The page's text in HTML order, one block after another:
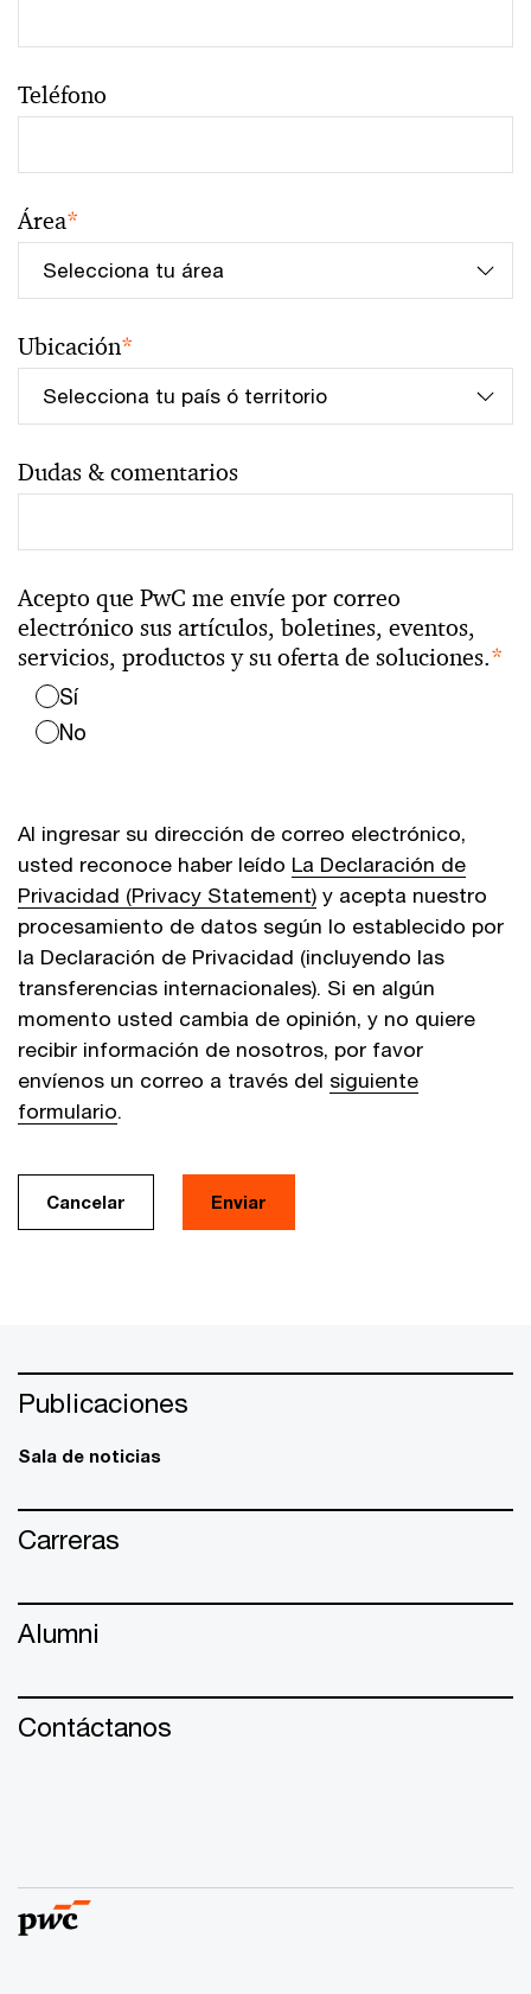
Teléfono
Área*
Ubicación*
Dudas & comentarios
Acepto que PwC me envíe por correo
electrónico sus artículos, boletines, eventos,
servicios, productos y su oferta de soluciones.*
Sí
No
Al ingresar su dirección de correo electrónico,
usted reconoce haber leído La Declaración de
Privacidad (Privacy Statement) y acepta nuestro
procesamiento de datos según lo establecido por
la Declaración de Privacidad (incluyendo las
transferencias internacionales). Si en algún
momento usted cambia de opinión, y no quiere
recibir información de nosotros, por favor
envíenos un correo a través del siguiente
formulario.
Cancelar Enviar
Publicaciones
Sala de noticias
Carreras
Alumni
Contáctanos